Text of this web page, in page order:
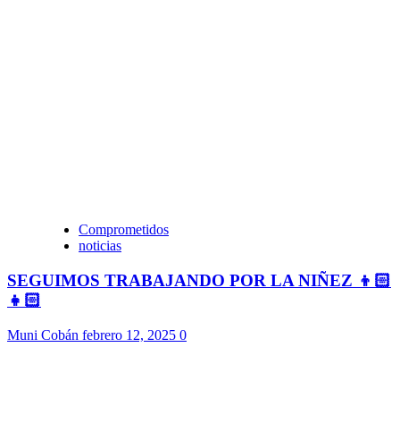
Comprometidos
noticias
SEGUIMOS TRABAJANDO POR LA NIÑEZ 👦🏻
👧🏻
Muni Cobán febrero 12, 2025 0